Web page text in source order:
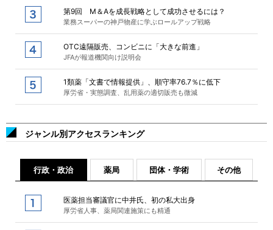
第9回 M＆Aを成長戦略として成功させるには？
業務スーパーの神戸物産に学ぶロールアップ戦略
OTC遠隔販売、コンビニに「大きな前進」
JFAが報道機関向け説明会
1類薬「文書で情報提供」、順守率76.7％に低下
厚労省・実態調査、乱用薬の適切販売も微減
ジャンル別アクセスランキング
行政・政治 薬局 団体・学術 その他
医薬担当審議官に中井氏、初の私大出身
厚労省人事、薬局関連施策にも精通